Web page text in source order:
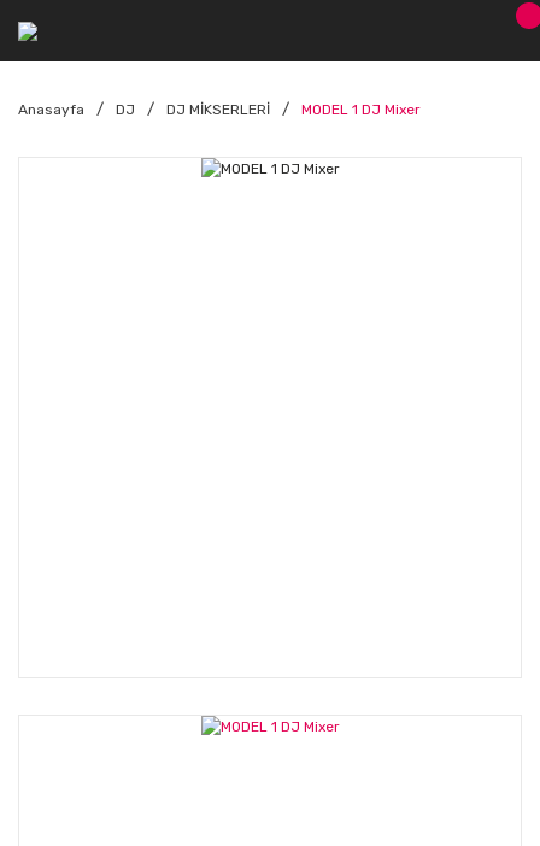
Anasayfa DJ DJ MİKSERLERİ MODEL 1 DJ Mixer